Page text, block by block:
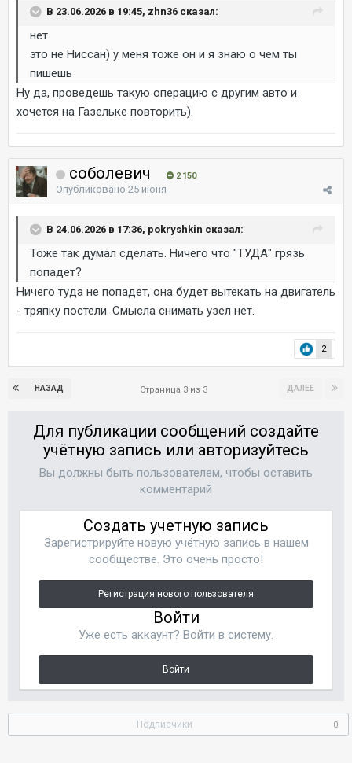
В 23.06.2026 в 19:45, zhn36 сказал:
нет
это не Ниссан) у меня тоже он и я знаю о чем ты
пишешь
Ну да, проведешь такую операцию с другим авто и
хочется на Газельке повторить).
соболевич 2 150
Опубликовано 25 июня
В 24.06.2026 в 17:36, pokryshkin сказал:
Тоже так думал сделать. Ничего что "ТУДА" грязь
попадет?
Ничего туда не попадет, она будет вытекать на двигатель
- тряпку постели. Смысла снимать узел нет.
2
НАЗАД ДАЛЕЕ
Страница 3 из 3
Для публикации сообщений создайте
учётную запись или авторизуйтесь
Вы должны быть пользователем, чтобы оставить
комментарий
Создать учетную запись
Зарегистрируйте новую учётную запись в нашем
сообществе. Это очень просто!
Регистрация нового пользователя
Войти
Уже есть аккаунт? Войти в систему.
Войти
Подписчики 0